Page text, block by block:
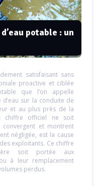
potable : un
satisfaisant sans
proactive et ciblée
que l’on appelle
sur la conduite de
et au plus près de la
chiffre officiel ne soit
et montrent
négligée, est la cause
exploitants. Ce chiffre
soit portée aux
à leur remplacement
perdus.